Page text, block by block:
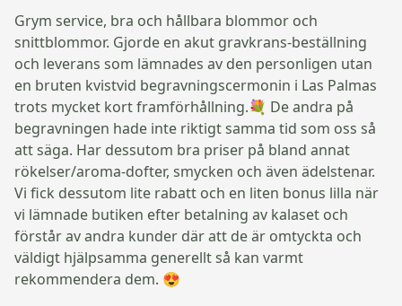
Grym service, bra och hållbara blommor och
snittblommor. Gjorde en akut gravkrans-beställning
och leverans som lämnades av den personligen utan
en bruten kvistvid begravningscermonin i Las Palmas
trots mycket kort framförhållning.💐 De andra på
begravningen hade inte riktigt samma tid som oss så
att säga. Har dessutom bra priser på bland annat
rökelser/aroma-dofter, smycken och även ädelstenar.
Vi fick dessutom lite rabatt och en liten bonus lilla när
vi lämnade butiken efter betalning av kalaset och
förstår av andra kunder där att de är omtyckta och
väldigt hjälpsamma generellt så kan varmt
rekommendera dem. 😍